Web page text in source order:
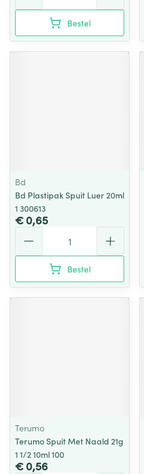
Bestel
Bd
Bd Plastipak Spuit Luer 20ml
1 300613
€ 0,65
Bestel
Terumo
Terumo Spuit Met Naald 21g
1 1/2 10ml 100
€ 0,56